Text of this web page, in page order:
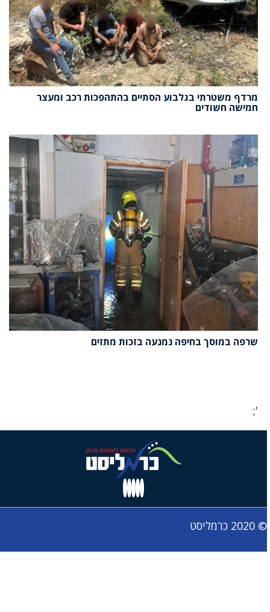
מרדף משטרתי בגלבוע הסתיים בהתהפכות רכב ומעצר
חמישה חשודים
שרפה במוסך בחיפה נמנעה בזכות מתזים
';
© 2020 כרמליסט